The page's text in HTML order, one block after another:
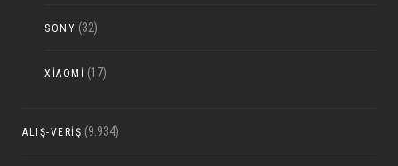
SONY (32)
XIAOMI (17)
ALIŞ-VERIŞ (9.934)